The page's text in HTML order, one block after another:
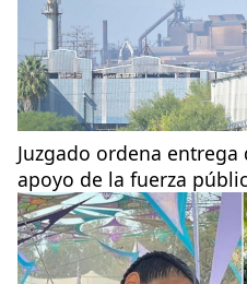
Juzgado ordena
apoyo de la fuerza